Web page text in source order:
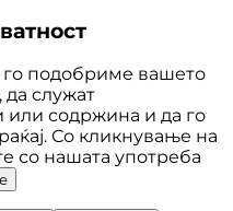
подобриме вашето
да служат
содржина и да го
Со кликнување на
со нашата употреба